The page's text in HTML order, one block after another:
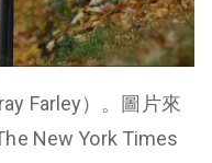
Farley）。圖片來
New York Times